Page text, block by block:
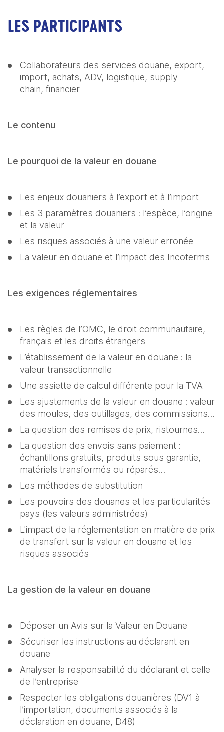
LES PARTICIPANTS
Collaborateurs des services douane, export,
import, achats, ADV, logistique, supply
chain, financier
Le contenu
Le pourquoi de la valeur en douane
Les enjeux douaniers à l’export et à l’import
Les 3 paramètres douaniers : l’espèce, l’origine
et la valeur
Les risques associés à une valeur erronée
La valeur en douane et l’impact des Incoterms
Les exigences réglementaires
Les règles de l’OMC, le droit communautaire,
français et les droits étrangers
L’établissement de la valeur en douane : la
valeur transactionnelle
Une assiette de calcul différente pour la TVA
Les ajustements de la valeur en douane : valeur
des moules, des outillages, des commissions…
La question des remises de prix, ristournes…
La question des envois sans paiement :
échantillons gratuits, produits sous garantie,
matériels transformés ou réparés…
Les méthodes de substitution
Les pouvoirs des douanes et les particularités
pays (les valeurs administrées)
L'impact de la réglementation en matière de prix
de transfert sur la valeur en douane et les
risques associés
La gestion de la valeur en douane
Déposer un Avis sur la Valeur en Douane
Sécuriser les instructions au déclarant en
douane
Analyser la responsabilité du déclarant et celle
de l’entreprise
Respecter les obligations douanières (DV1 à
l’importation, documents associés à la
déclaration en douane, D48)